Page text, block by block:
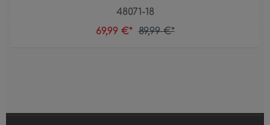
48071-18
69,99 €* 89,99 €*